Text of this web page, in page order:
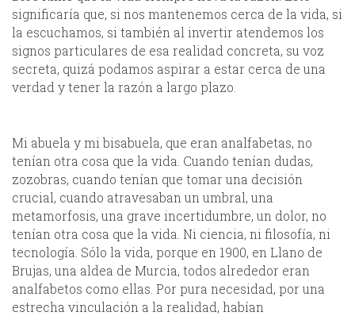
significaría que, si nos mantenemos cerca de la vida, si
la escuchamos, si también al invertir atendemos los
signos particulares de esa realidad concreta, su voz
secreta, quizá podamos aspirar a estar cerca de una
verdad y tener la razón a largo plazo.
Mi abuela y mi bisabuela, que eran analfabetas, no
tenían otra cosa que la vida. Cuando tenían dudas,
zozobras, cuando tenían que tomar una decisión
crucial, cuando atravesaban un umbral, una
metamorfosis, una grave incertidumbre, un dolor, no
tenían otra cosa que la vida. Ni ciencia, ni filosofía, ni
tecnología. Sólo la vida, porque en 1900, en Llano de
Brujas, una aldea de Murcia, todos alrededor eran
analfabetos como ellas. Por pura necesidad, por una
estrecha vinculación a la realidad, habían